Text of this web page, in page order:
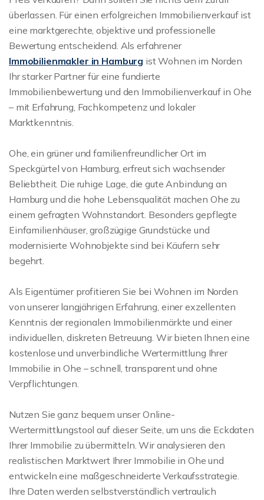
überlassen. Für einen erfolgreichen Immobilienverkauf ist
eine marktgerechte, objektive und professionelle
Bewertung entscheidend. Als erfahrener
Immobilienmakler in Hamburg ist Wohnen im Norden
Ihr starker Partner für eine fundierte
Immobilienbewertung und den Immobilienverkauf in Ohe
– mit Erfahrung, Fachkompetenz und lokaler
Marktkenntnis.
Ohe, ein grüner und familienfreundlicher Ort im
Speckgürtel von Hamburg, erfreut sich wachsender
Beliebtheit. Die ruhige Lage, die gute Anbindung an
Hamburg und die hohe Lebensqualität machen Ohe zu
einem gefragten Wohnstandort. Besonders gepflegte
Einfamilienhäuser, großzügige Grundstücke und
modernisierte Wohnobjekte sind bei Käufern sehr
begehrt.
Als Eigentümer profitieren Sie bei Wohnen im Norden
von unserer langjährigen Erfahrung, einer exzellenten
Kenntnis der regionalen Immobilienmärkte und einer
individuellen, diskreten Betreuung. Wir bieten Ihnen eine
kostenlose und unverbindliche Wertermittlung Ihrer
Immobilie in Ohe – schnell, transparent und ohne
Verpflichtungen.
Nutzen Sie ganz bequem unser Online-
Wertermittlungstool auf dieser Seite, um uns die Eckdaten
Ihrer Immobilie zu übermitteln. Wir analysieren den
realistischen Marktwert Ihrer Immobilie in Ohe und
entwickeln eine maßgeschneiderte Verkaufsstrategie.
Ihre Daten werden selbstverständlich vertraulich